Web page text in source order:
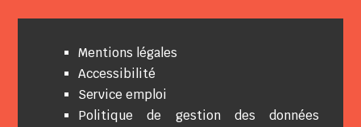
Mentions légales
Accessibilité
Service emploi
Politique de gestion des données